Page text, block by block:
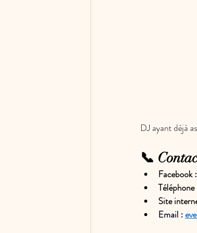
DJ ayant déjà
📞
Facebook :
Téléphone
Site
Email :